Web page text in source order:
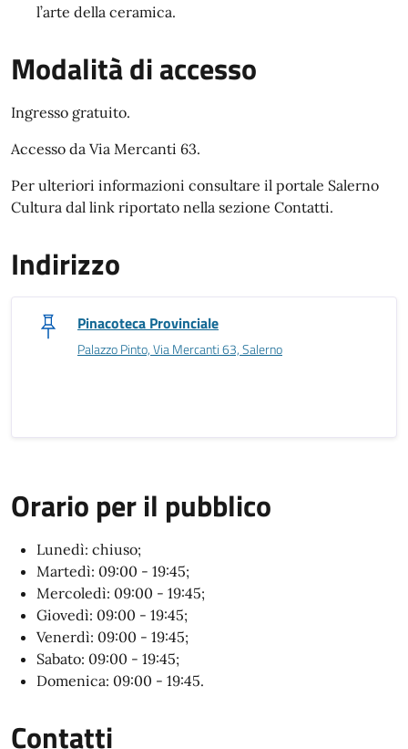
l’arte della ceramica.
Modalità di accesso
Modalità di accesso
Ingresso gratuito.
Accesso da Via Mercanti 63.
Per ulteriori informazioni consultare il portale Salerno
Cultura dal link riportato nella sezione Contatti.
Indirizzo
Pinacoteca Provinciale
Palazzo Pinto, Via Mercanti 63, Salerno
Orario per il pubblico
Orario per il pubblico
Lunedì: chiuso;
Martedì: 09:00 - 19:45;
Mercoledì: 09:00 - 19:45;
Giovedì: 09:00 - 19:45;
Venerdì: 09:00 - 19:45;
Sabato: 09:00 - 19:45;
Domenica: 09:00 - 19:45.
Contatti